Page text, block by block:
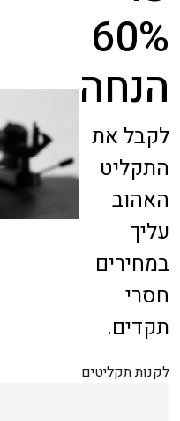
60%
הנחה
לקבל את
התקליט
האהוב
עליך
במחירים
חסרי
תקדים.
לקנות תקליטים